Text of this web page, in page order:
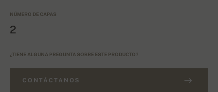
NÚMERO DE CAPAS
2
¿TIENE ALGUNA PREGUNTA SOBRE ESTE PRODUCTO?
CONTÁCTANOS